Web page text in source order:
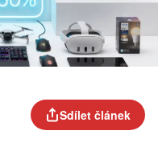
Sdílet článek